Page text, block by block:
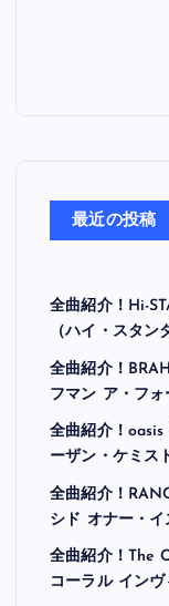
最近の投稿
全曲紹介！Hi-
（ハイ・スタン
全曲紹介！
フマン ア・フォ
全曲紹介！
ーザン・ケミス
全曲紹介！
シド オナー・イ
全曲紹介！The
コーラル インヴ